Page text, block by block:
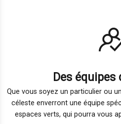
Des équipes
Que vous soyez un particulier ou
céleste enverront une équipe
espaces verts, qui pourra vous